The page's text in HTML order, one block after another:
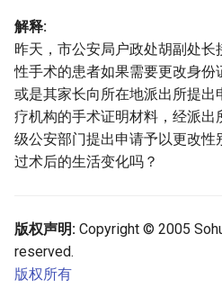
解释:
昨天，市公安局户政处胡副处
性手术的患者如果需要更改身份
或是其家长向所在地派出所提
疗机构的手术证明材料，经派
级公安部门提出申请予以更改性
过术后的生活变化吗？
版权声明: Copyright © 2005
reserved.
版权所有